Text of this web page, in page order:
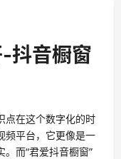
抖音橱窗
点在这个数字化的时
频平台，它更像是一
而“君爱抖音橱窗”